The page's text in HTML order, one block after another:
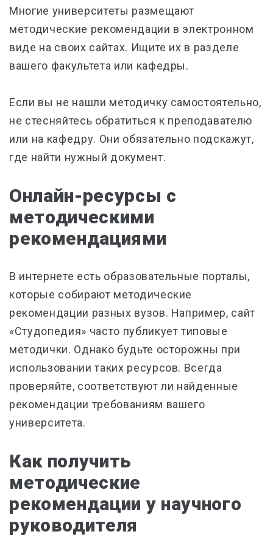
Многие университеты размещают
методические рекомендации в электронном
виде на своих сайтах. Ищите их в разделе
вашего факультета или кафедры.
Если вы не нашли методичку самостоятельно,
не стесняйтесь обратиться к преподавателю
или на кафедру. Они обязательно подскажут,
где найти нужный документ.
Онлайн-ресурсы с
методическими
рекомендациями
В интернете есть образовательные порталы,
которые собирают методические
рекомендации разных вузов. Например, сайт
«Студопедия» часто публикует типовые
методички. Однако будьте осторожны при
использовании таких ресурсов. Всегда
проверяйте, соответствуют ли найденные
рекомендации требованиям вашего
университета.
Как получить
методические
рекомендации у научного
руководителя